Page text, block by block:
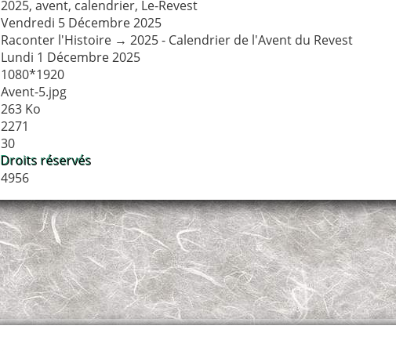
2025, avent, calendrier, Le-Revest
Vendredi 5 Décembre 2025
Raconter l'Histoire → 2025 - Calendrier de l'Avent du Revest
Lundi 1 Décembre 2025
1080*1920
Avent-5.jpg
263 Ko
2271
30
Droits réservés
4956